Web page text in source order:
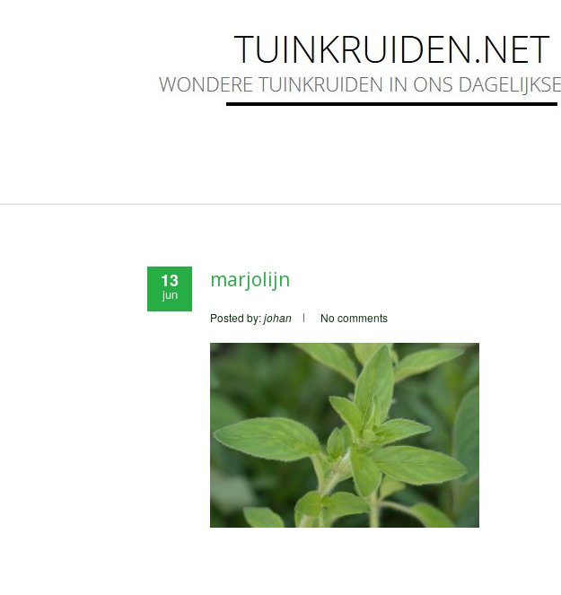
13
jun
marjolijn
Posted by:johan No comments